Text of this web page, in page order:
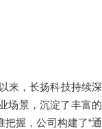
来，长扬科技持续深
场景，沉淀了丰富的
握，公司构建了“通